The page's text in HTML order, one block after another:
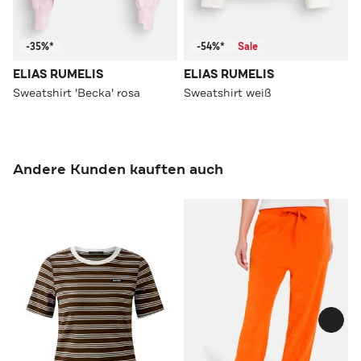
-35%*
ELIAS RUMELIS
Sweatshirt 'Becka' rosa
-54%* Sale
ELIAS RUMELIS
Sweatshirt weiß
Andere Kunden kauften auch